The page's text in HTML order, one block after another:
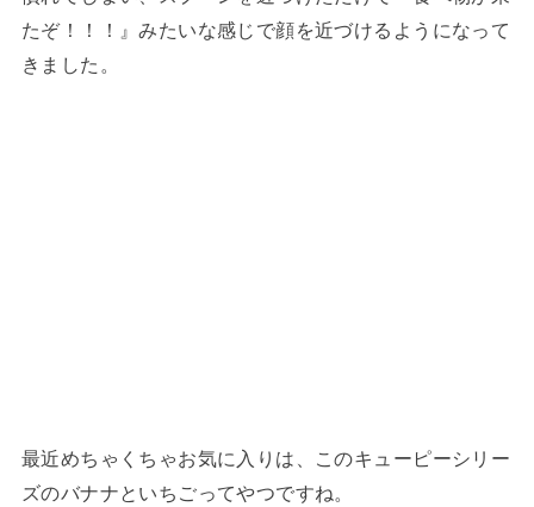
たぞ！！！』みたいな感じで顔を近づけるようになって
きました。
最近めちゃくちゃお気に入りは、このキューピーシリー
ズのバナナといちごってやつですね。